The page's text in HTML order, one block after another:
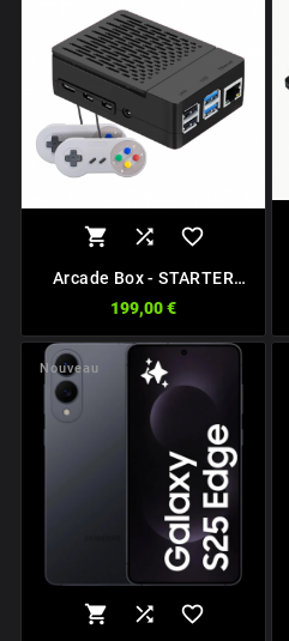
  
Arcade Box - STARTER
199,00 €
Nouveau
  